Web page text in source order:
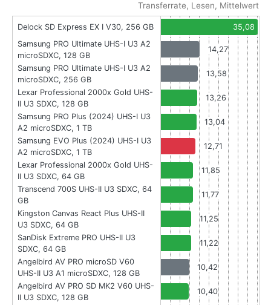
Transferrate, Lesen, Mittelwert
Delock SD Express EX I V30, 256 GB
35,08
Samsung PRO Ultimate UHS-I U3 A2
microSDXC, 128 GB
14,27
Samsung PRO Ultimate UHS-I U3 A2
microSDXC, 256 GB
13,58
Lexar Professional 2000x Gold UHS-
II U3 SDXC, 128 GB
13,26
Samsung PRO Plus (2024) UHS-I U3
A2 microSDXC, 1 TB
13,04
Samsung EVO Plus (2024) UHS-I U3
A2 microSDXC, 1 TB
12,71
Lexar Professional 2000x Gold UHS-
II U3 SDXC, 64 GB
11,85
Transcend 700S UHS-II U3 SDXC, 64
GB
11,77
Kingston Canvas React Plus UHS-II
U3 SDXC, 64 GB
11,25
SanDisk Extreme PRO UHS-II U3
SDXC, 64 GB
11,22
Angelbird AV PRO microSD V60
UHS-II U3 A1 microSDXC, 128 GB
10,42
Angelbird AV PRO SD MK2 V60 UHS-
II U3 SDXC, 128 GB
10,40